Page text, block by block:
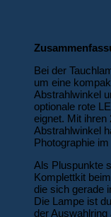
Bei der
um eine
Abstrahlwinkel
optionale rote
eignet. Mit ihren
Abstrahlwinkel
Photographie
Als Pluspunkte
Komplettkit
die sich gerade
Die Lampe ist
der